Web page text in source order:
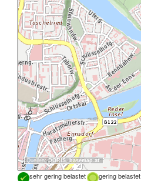
Quellen:DORIS, basemap.at
sehr gering belastet gering belastet